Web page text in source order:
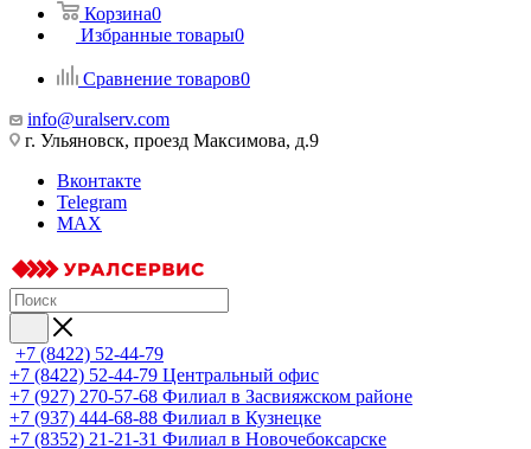
Корзина0
Избранные товары0
Сравнение товаров0
info@uralserv.com
г. Ульяновск, проезд Максимова, д.9
Вконтакте
Telegram
MAX
+7 (8422) 52-44-79
+7 (8422) 52-44-79 Центральный офис
+7 (927) 270-57-68 Филиал в Засвияжском районе
+7 (937) 444-68-88 Филиал в Кузнецке
+7 (8352) 21-21-31 Филиал в Новочебоксарске